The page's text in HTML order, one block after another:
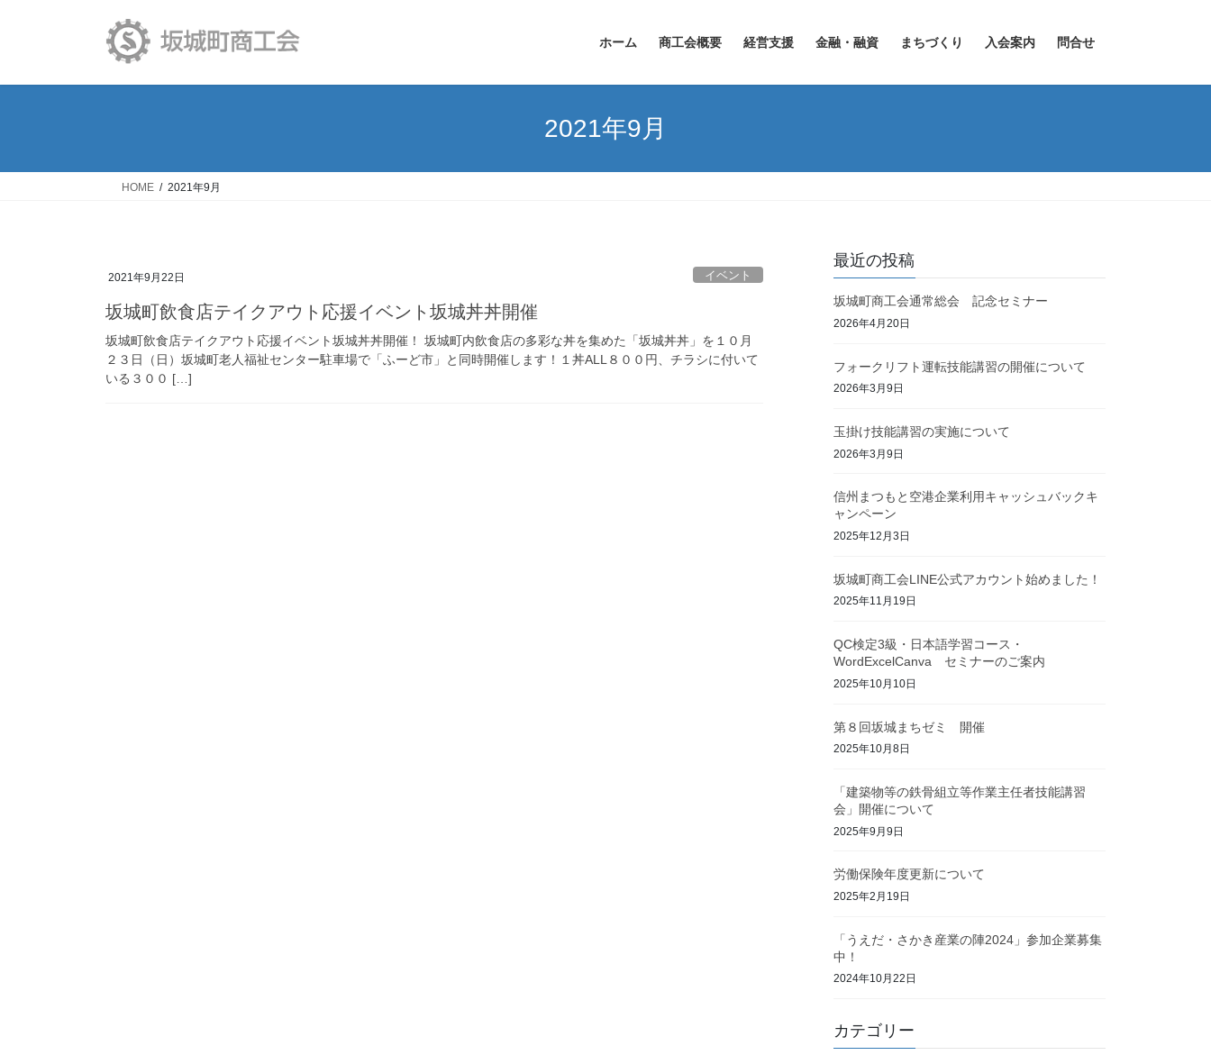
ホーム 商工会概要 経営支援 金融・融資 まちづくり 入会案内 問合せ
2021年9月
HOME 2021年9月
2021年9月22日 イベント
坂城町飲食店テイクアウト応援イベント坂城丼丼開催
坂城町飲食店テイクアウト応援イベント坂城丼丼開催！ 坂城町内飲食店の多彩な丼を集めた「坂城丼丼」を１０月
２３日（日）坂城町老人福祉センター駐車場で「ふーど市」と同時開催します！１丼ALL８００円、チラシに付いて
いる３００ […]
最近の投稿
坂城町商工会通常総会 記念セミナー
2026年4月20日
フォークリフト運転技能講習の開催について
2026年3月9日
玉掛け技能講習の実施について
2026年3月9日
信州まつもと空港企業利用キャッシュバックキ
ャンペーン
2025年12月3日
坂城町商工会LINE公式アカウント始めました！
2025年11月19日
QC検定3級・日本語学習コース・
WordExcelCanva セミナーのご案内
2025年10月10日
第８回坂城まちゼミ 開催
2025年10月8日
「建築物等の鉄骨組立等作業主任者技能講習
会」開催について
2025年9月9日
労働保険年度更新について
2025年2月19日
「うえだ・さかき産業の陣2024」参加企業募集
中！
2024年10月22日
カテゴリー